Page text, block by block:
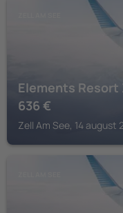
Elements Resort
636 €
Zell Am See, 14 august